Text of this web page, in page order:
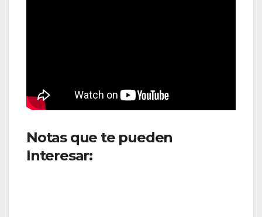
Notas que te pueden
Interesar: